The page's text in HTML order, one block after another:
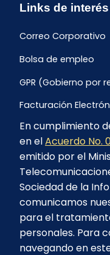
Links de interés
Correo Corporativo
Bolsa de empleo
GPR (Gobierno por
Facturación
Archivo Histórico
Portal Ambiental y
Proyecto
Contratación
Reglamento de
En cumplimiento
en elAcuerdo No.
emitido por el
Sociedad de la
comunicamos
para el
personales. Para
navegando en